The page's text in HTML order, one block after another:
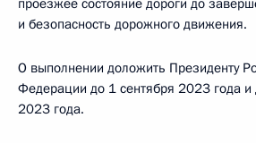
проезжее состояние дороги до
и безопасность дорожного движения.
О выполнении доложить Президенту
Федерации до 1 сентября 2023 года и
2023 года.